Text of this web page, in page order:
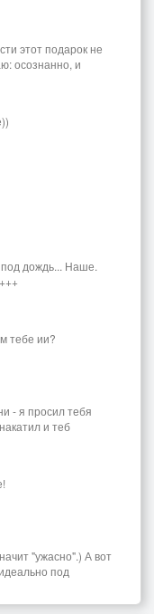
этот подарок не
осознанно, и
дождь... Наше.
тебе ии?
- я просил тебя
и теб
"ужасно".) А вот
под